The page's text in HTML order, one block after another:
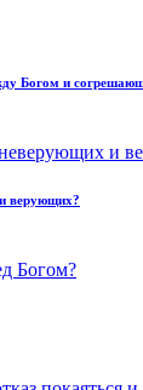
Богом и
верующих?